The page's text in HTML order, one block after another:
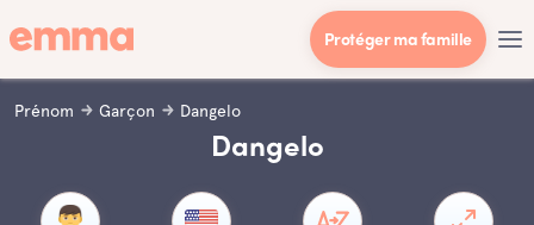
Protéger ma famille
Prénom Garçon Dangelo
Dangelo